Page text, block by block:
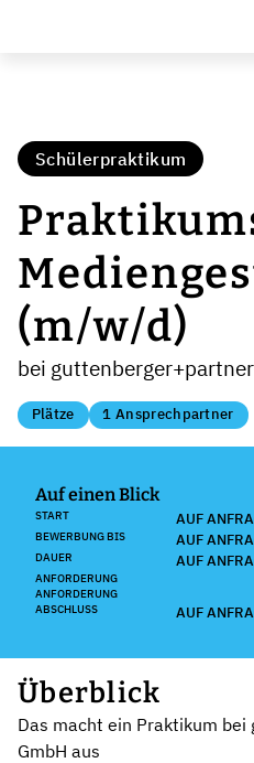
Schülerpraktikum
(m/w/d)
bei
Plätze 1 Ansprechpartner
Auf einen Blick
START AUF
BEWERBUNG BIS AUF
DAUER AUF
ANFORDERUNG
ANFORDERUNG
ABSCHLUSS
AUF
Überblick
Das macht ein Praktikum
GmbH aus